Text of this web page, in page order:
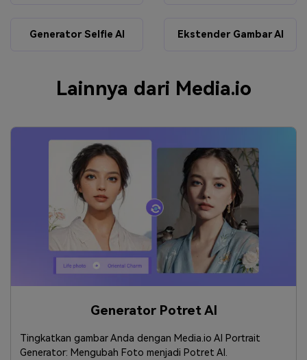
Generator Selfie AI Ekstender Gambar AI
Lainnya dari Media.io
Generator Potret AI
Tingkatkan gambar Anda dengan Media.io AI Portrait
Generator: Mengubah Foto menjadi Potret AI.